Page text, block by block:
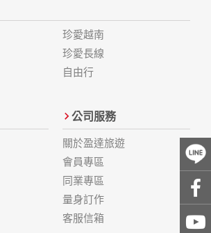
珍愛越南
珍愛長線
自由行
公司服務
關於盈達旅遊
會員專區
同業專區
量身訂作
客服信箱